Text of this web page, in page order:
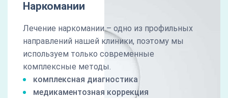
Наркомании
Лечение наркомании – одно из профильных
направлений нашей клиники, поэтому мы
используем только современные
комплексные методы.
комплексная диагностика
медикаментозная коррекция